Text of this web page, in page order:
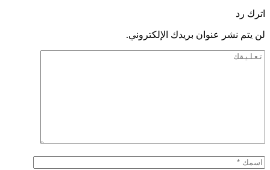
اترك رد
لن يتم نشر عنوان بريدك الإلكتروني.